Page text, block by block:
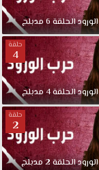
الورودالحلقة6مدبلج
حلقة
4
الورودالحلقة4مدبلج
حلقة
2
الورودالحلقة2مدبلج